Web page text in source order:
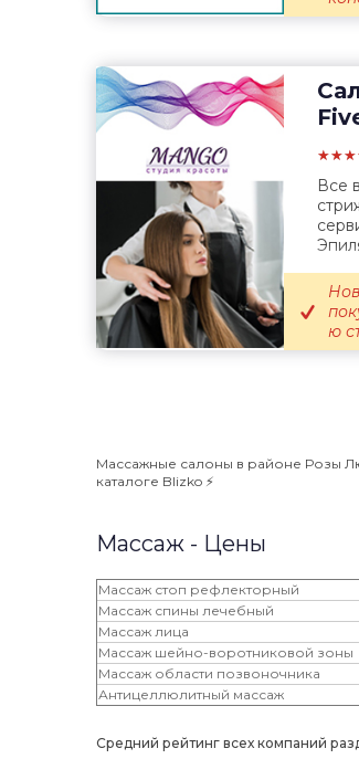
Все
ю
Массажные салоны в районе Розы
каталоге Blizko ⚡️
Массаж - Цены
Массаж стоп рефлекторный
Массаж спины лечебный
Массаж лица
Массаж шейно-воротниковой зоны
Массаж области позвоночника
Антицеллюлитный массаж
Средний рейтинг всех компаний